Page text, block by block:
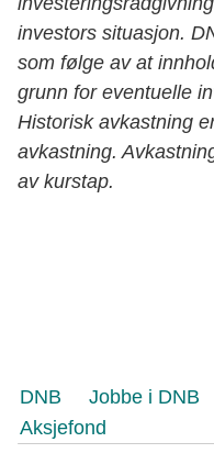
investors situasjon.
som følge av at
grunn for eventuelle
Historisk avkastning
avkastning.
av kurstap.
DNB Jobbe i DNB
Aksjefond